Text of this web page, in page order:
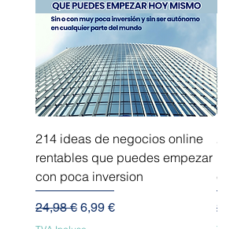
214 ideas de negocios online
rentables que puedes empezar
con poca inversion
Prix original
24,98 € Prix promotionnel
6,99 €
214
Prix
24,98 €